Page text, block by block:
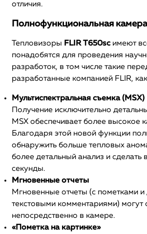
отличия.
Полнофункциональная камера
Тепловизоры FLIR T650sc имеют
понадобятся для проведения
разработок, в том числе такие
разработанные компанией FLIR,
Мультиспектральная съемка (MSX)
Получение исключительно
MSX обеспечивает более высокое
Благодаря этой новой функции
обнаружить больше тепловых
более детальный анализ и
секунды.
Мгновенные отчеты
Мгновенные отчеты (с пометками и
текстовыми комментариями) могут
непосредственно в камере.
«Пометка на картинке»